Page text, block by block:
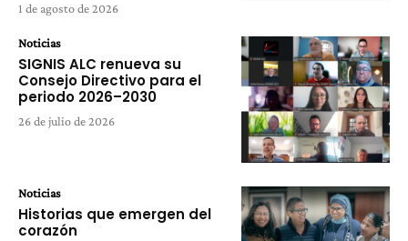
1 de agosto de 2026
Noticias
SIGNIS ALC renueva su
Consejo Directivo para el
periodo 2026–2030
26 de julio de 2026
Noticias
Historias que emergen del
corazón